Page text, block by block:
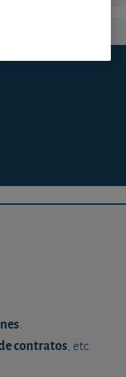
.
contratos, etc.